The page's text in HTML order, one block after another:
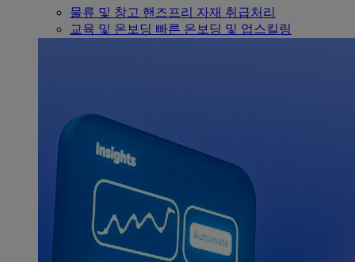
물류 및 창고 핸즈프리 자재 취급처리
교육 및 온보딩 빠른 온보딩 및 업스킬링